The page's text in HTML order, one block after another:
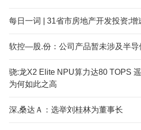
每日一词 | 31省市房地产开发投资;增
软控—股.份：公司产品暂未涉及半导
骁:龙X2 Elite NPU算力达80 TOPS
为何如此之高
深,桑达Ａ：选举刘桂林为董事长